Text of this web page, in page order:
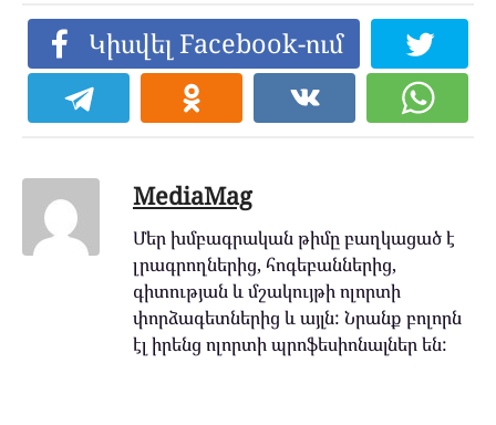
Կիսվել Facebook-ում
MediaMag
Մեր խմբագրական թիմը բաղկացած է
լրագրողներից, հոգեբաններից,
գիտության և մշակույթի ոլորտի
փորձագետներից և այլն: Նրանք բոլորն
էլ իրենց ոլորտի պրոֆեսիոնալներ են: